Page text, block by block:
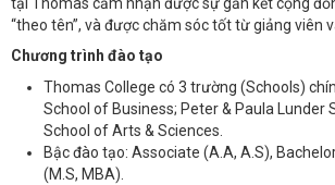
“theo tên”, và được chăm sóc tốt từ giảng viên
Chương trình đào tạo
Thomas College có 3 trường (Schools)
School of Business; Peter & Paula Lunder
School of Arts & Sciences.
Bậc đào tạo: Associate (A.A, A.S),
(M.S, MBA).